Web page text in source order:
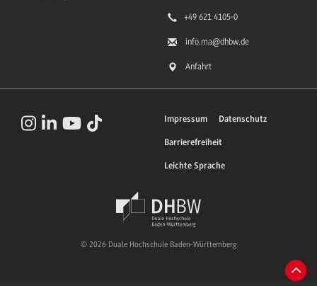
+49 621 4105-0
info.ma@dhbw.de
Anfahrt
Impressum Datenschutz
Barrierefreiheit
Leichte Sprache
© 2026 Duale Hochschule Baden-Württemberg
Zum